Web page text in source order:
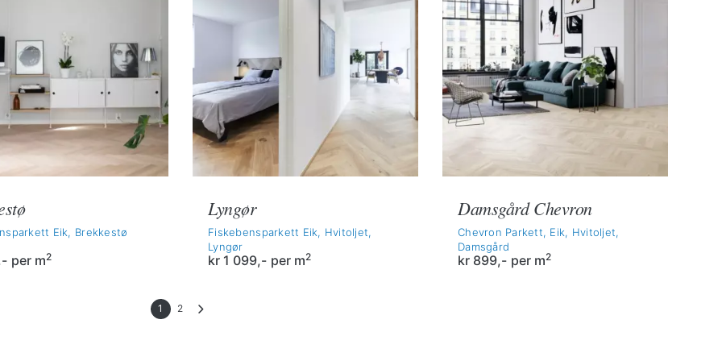
Eik, Brekkestø
per m2
Lyngør
Fiskebensparkett Eik, Hvitoljet,
Lyngør
kr 1 099,- per m2
Damsgård Chevron
Chevron Parkett, Eik, Hvitoljet,
Damsgård
kr 899,- per m2
1 2